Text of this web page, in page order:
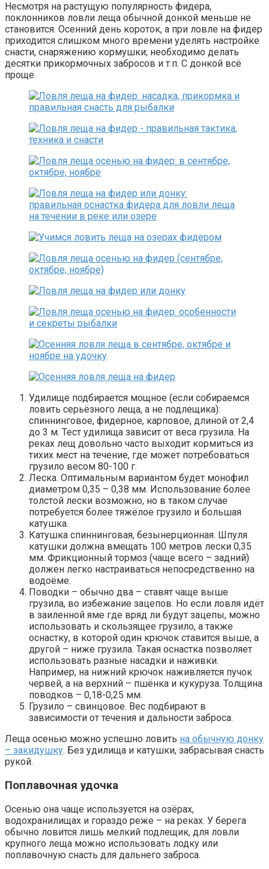
Несмотря на растущую популярность фидера,
поклонников ловли леща обычной донкой меньше не
становится. Осенний день короток, а при ловле на фидер
приходится слишком много времени уделять настройке
снасти, снаряжению кормушки; необходимо делать
десятки прикормочных забросов и т.п. С донкой всё
проще.
Удилище подбирается мощное (если собираемся
ловить серьёзного леща, а не подлещика):
спиннинговое, фидерное, карповое, длиной от 2,4
до 3 м. Тест удилища зависит от веса грузила. На
реках лещ довольно часто выходит кормиться из
тихих мест на течение, где может потребоваться
грузило весом 80-100 г.
Леска. Оптимальным вариантом будет монофил
диаметром 0,35 – 0,38 мм. Использование более
толстой лески возможно, но в таком случае
потребуется более тяжёлое грузило и большая
катушка.
Катушка спиннинговая, безынерционная. Шпуля
катушки должна вмещать 100 метров лески 0,35
мм. Фрикционный тормоз (чаще всего – задний)
должен легко настраиваться непосредственно на
водоёме.
Поводки – обычно два – ставят чаще выше
грузила, во избежание зацепов. Но если ловля идёт
в заиленной яме где вряд ли будут зацепы, можно
использовать и скользящее грузило, а также
оснастку, в которой один крючок ставится выше, а
другой – ниже грузила. Такая оснастка позволяет
использовать разные насадки и наживки.
Например, на нижний крючок наживляется пучок
червей, а на верхний – пшёнка и кукуруза. Толщина
поводков – 0,18-0,25 мм.
Грузило – свинцовое. Вес подбирают в
зависимости от течения и дальности заброса.
Леща осенью можно успешно ловить на обычную донку
– закидушку. Без удилища и катушки, забрасывая снасть
рукой.
Поплавочная удочка
Осенью она чаще используется на озёрах,
водохранилищах и гораздо реже – на реках. У берега
обычно ловится лишь мелкий подлещик, для ловли
крупного леща можно использовать лодку или
поплавочную снасть для дальнего заброса.